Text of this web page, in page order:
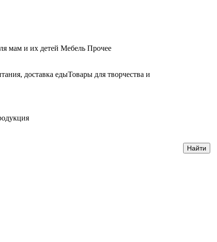
мам и их детей Мебель Прочее
доставка едыТовары для творчества и